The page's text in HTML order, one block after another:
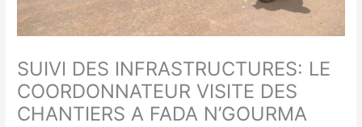
SUIVI DES INFRASTRUCTURES: LE
COORDONNATEUR VISITE DES
CHANTIERS A FADA N’GOURMA